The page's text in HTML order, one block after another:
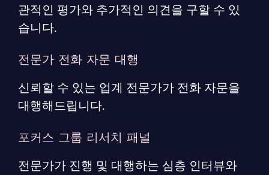
관적인 평가와 추가적인 의견을 구할 수 있
습니다.
전문가 전화 자문 대행
신뢰할 수 있는 업계 전문가가 전화 자문을
대행해드립니다.
포커스 그룹 리서치 패널
전문가가 진행 및 대행하는 심층 인터뷰와